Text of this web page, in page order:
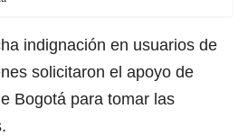
indignación en usuarios de
solicitaron el apoyo de
Bogotá para tomar las